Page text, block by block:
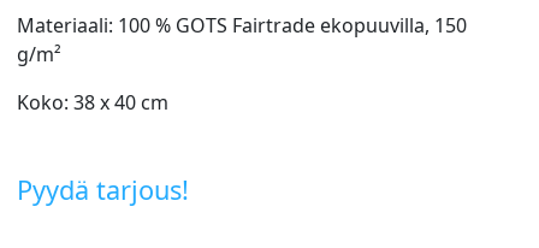
Materiaali: 100 % GOTS Fairtrade ekopuuvilla, 150
g/m²
Koko: 38 x 40 cm
Pyydä tarjous!